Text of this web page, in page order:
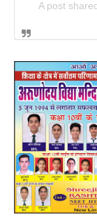
A post